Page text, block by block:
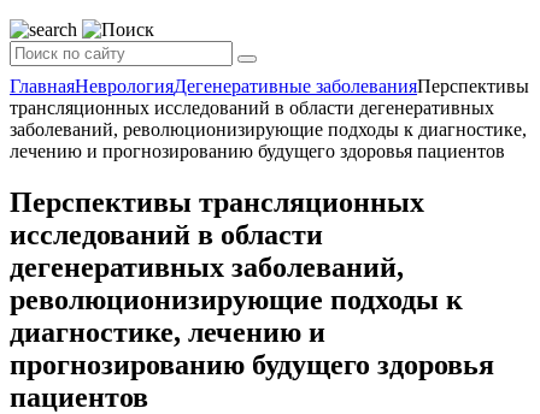
ГлавнаяНеврологияДегенеративные заболеванияПерспективы
трансляционных исследований в области дегенеративных
заболеваний, революционизирующие подходы к диагностике,
лечению и прогнозированию будущего здоровья пациентов
Перспективы трансляционных
исследований в области
дегенеративных заболеваний,
революционизирующие подходы к
диагностике, лечению и
прогнозированию будущего здоровья
пациентов